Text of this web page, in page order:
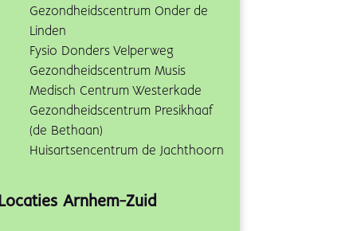
Gezondheidscentrum Onder de
Linden
Fysio Donders Velperweg
Gezondheidscentrum Musis
Medisch Centrum Westerkade
Gezondheidscentrum Presikhaaf
(de Bethaan)
Huisartsencentrum de Jachthoorn
Locaties Arnhem-Zuid